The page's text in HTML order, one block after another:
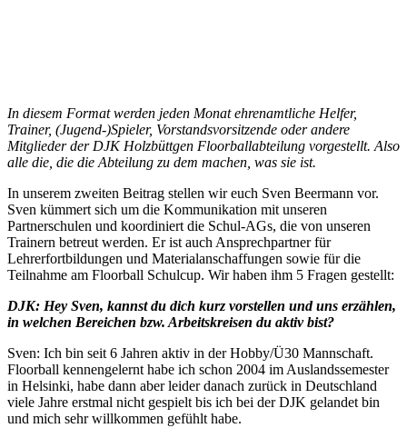
In diesem Format werden jeden Monat ehrenamtliche Helfer,
Trainer, (Jugend-)Spieler, Vorstandsvorsitzende oder andere
Mitglieder der DJK Holzbüttgen Floorballabteilung vorgestellt. Also
alle die, die die Abteilung zu dem machen, was sie ist.
In unserem zweiten Beitrag stellen wir euch Sven Beermann vor.
Sven kümmert sich um die Kommunikation mit unseren
Partnerschulen und koordiniert die Schul-AGs, die von unseren
Trainern betreut werden. Er ist auch Ansprechpartner für
Lehrerfortbildungen und Materialanschaffungen sowie für die
Teilnahme am Floorball Schulcup. Wir haben ihm 5 Fragen gestellt:
DJK: Hey Sven, kannst du dich kurz vorstellen und uns erzählen,
in welchen Bereichen bzw. Arbeitskreisen du aktiv bist?
Sven: Ich bin seit 6 Jahren aktiv in der Hobby/Ü30 Mannschaft.
Floorball kennengelernt habe ich schon 2004 im Auslandssemester
in Helsinki, habe dann aber leider danach zurück in Deutschland
viele Jahre erstmal nicht gespielt bis ich bei der DJK gelandet bin
und mich sehr willkommen gefühlt habe.